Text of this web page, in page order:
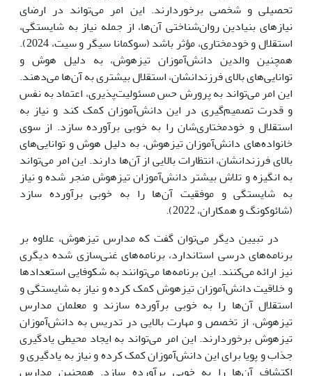
تحصیلی و شخصی برخوردارند. این امر می‌تواند در ارضای
نیازهای بنیادین روان‌شناختی آن‌ها، از جمله نیاز به شایستگی،
استقلال و خودمختاری، مؤثر باشد (سوکمانا سیگر و سیت، 2024).
همچنین والدین دانش‌آموزان تیزهوش، به دلیل هوش و
توانایی‌های بالای فرزندانشان، استقلال بیشتری به آن‌ها می‌دهند.
این امر می‌تواند به پرورش حس مسئولیت‌پذیری، اعتماد به نفس
و قدرت تصمیم‌گیری در این دانش‌آموزان کمک کند و نیاز به
استقلال و خودمختاری‌شان را به خوبی برآورده سازد. از سوی
خانواده‌های دانش‌آموزان تیزهوش، به دلیل هوش و توانایی‌های
بالای فرزندانشان، انتظارات بالایی از آن‌ها دارند. این امر می‌تواند
به انگیزه و تلاش بیشتر دانش‌آموزان تیزهوش منجر شده و نیاز
به شایستگی و موفقیت آن‌ها را به خوبی برآورده سازد
(شائوکونگ و همکاران، 2022).
در تبیین دیگر می‌توان گفت که مدارس تیزهوش، علاوه بر
برنامه‌های درسی استاندارد، برنامه‌های غنی‌سازی شده دیگری
نیز ارائه می‌کنند. این برنامه‌ها می‌توانند به شکوفایی استعدادها
و خلاقیت دانش‌آموزان تیزهوش کمک کرده و نیاز به شایستگی و
استقلال آن‌ها را به خوبی برآورده سازند و معلمان مدارس
تیزهوش، از تخصص و مهارت بالایی در تدریس به دانش‌آموزان
تیزهوش برخوردارند. این امر می‌تواند به ایجاد محیطی یادگیری
جذاب و پویا برای این دانش‌آموزان کمک کرده و نیاز به یادگیری و
اکتشاف آن‌ها را به خوبی برآورده سازد. همچنین مدارس